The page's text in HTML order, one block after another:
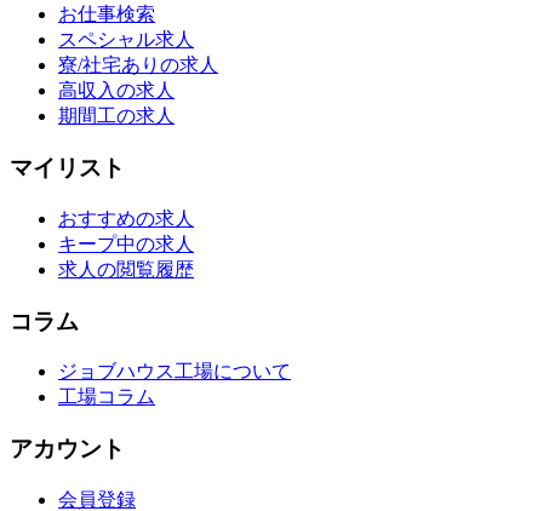
お仕事検索
スペシャル求人
寮/社宅ありの求人
高収入の求人
期間工の求人
マイリスト
おすすめの求人
キープ中の求人
求人の閲覧履歴
コラム
ジョブハウス工場について
工場コラム
アカウント
会員登録